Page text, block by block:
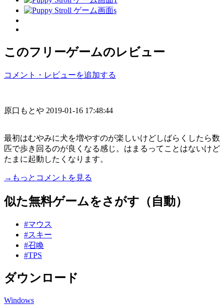
このフリーゲームのレビュー
コメント・レビューを追加する
原口もとや 2019-01-16 17:48:44
最初はむやみに犬を増やすのが楽しいけどしばらくしたら数
匹で歩き回るのが良くなる感じ。はまるってことはないけど
たまに起動したくなります。
→もっとコメントを見る
似た無料ゲームをさがす（自動）
#マウス
#スキー
#召喚
#TPS
ダウンロード
Windows